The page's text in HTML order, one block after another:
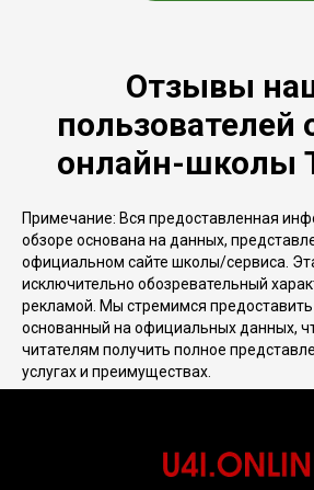
Отзывы
пользователей
онлайн-школы
Примечание: Вся предоставленная
обзоре основана на данных,
официальном сайте школы/сервиса.
исключительно обозревательный
рекламой. Мы стремимся
основанный на официальных данных,
читателям получить полное
услугах и преимуществах.